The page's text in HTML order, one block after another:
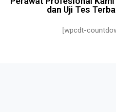
dan Uji Tes
[wpcdt-